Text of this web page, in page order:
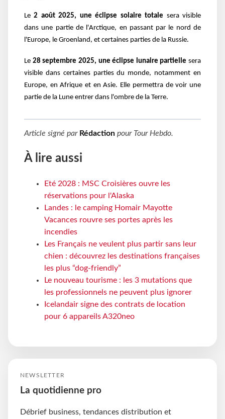
Le2 août 2025, une éclipse solaire totale sera visible
dans une partie de l'Arctique, en passant par le nord de
l'Europe, le Groenland, et certaines parties de la Russie.
Le 28 septembre 2025, une éclipse lunaire partielle sera
visible dans certaines parties du monde, notamment en
Europe, en Afrique et en Asie. Elle permettra de voir une
partie de la Lune entrer dans l'ombre de la Terre.
Article signé par Rédaction pour Tour Hebdo.
À lire aussi
Eté 2028 : MSC Croisières ouvre les
réservations pour l'Alaska
Landes : le camping Homair Mayotte
Vacances rouvre ses portes après les
incendies
Les Français ne veulent plus partir sans leur
chien : découvrez les destinations françaises
les plus “dog-friendly”
Le nouveau tourisme : les 3 mutations que
les professionnels ne peuvent plus ignorer
Icelandair signe des contrats de location
pour 6 appareils A320neo
NEWSLETTER
La quotidienne pro
Débrief business, tendances distribution et